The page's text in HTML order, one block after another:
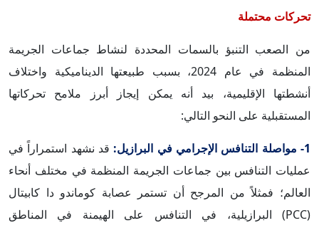
تحركات محتملة
من الصعب التنبؤ بالسمات المحددة لنشاط جماعات الجريمة
المنظمة في عام 2024، بسبب طبيعتها الديناميكية واختلاف
أنشطتها الإقليمية، بيد أنه يمكن إيجاز أبرز ملامح تحركاتها
المستقبلية على النحو التالي:
1- مواصلة التنافس الإجرامي في البرازيل:
قد نشهد استمراراً في
عمليات التنافس بين جماعات الجريمة المنظمة في مختلف أنحاء
العالم؛ فمثلاً من المرجح أن تستمر عصابة كوماندو دا كابيتال
(PCC) البرازيلية، في التنافس على الهيمنة في المناطق